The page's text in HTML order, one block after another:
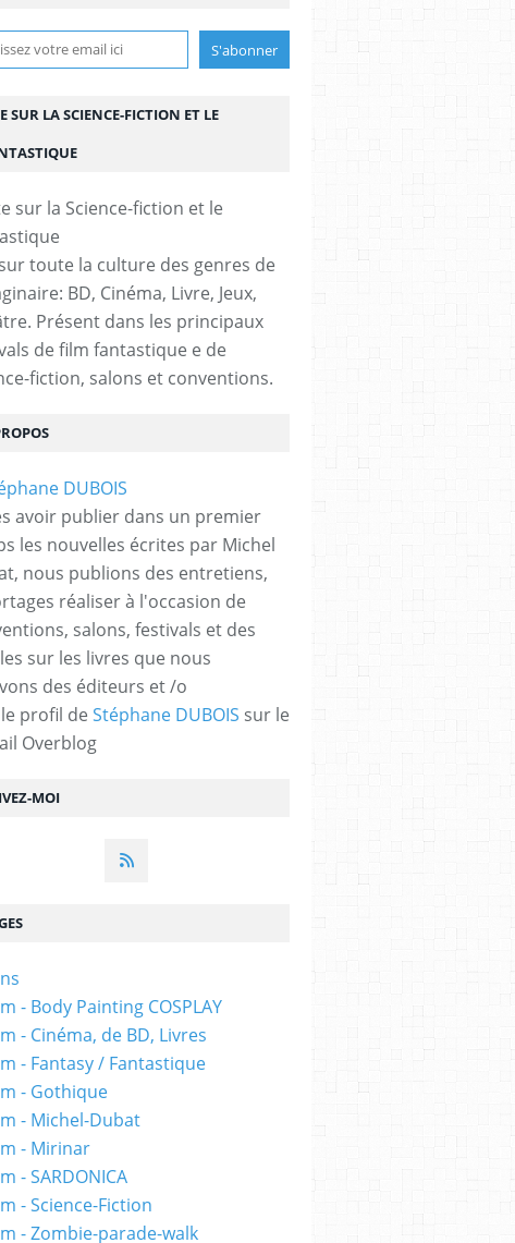
MOI
SUR LA SCIENCE-FICTION ET LE
toute la culture des genres de
BD, Cinéma, Livre, Jeux,
Présent dans les principaux
de film fantastique e de
fiction, salons et conventions.
avoir publier dans un premier
les nouvelles écrites par Michel
nous publions des entretiens,
réaliser à l'occasion de
salons, festivals et des
sur les livres que nous
des éditeurs et /o
profil de Stéphane DUBOIS sur le
Overblog
- Body Painting COSPLAY
- Cinéma, de BD, Livres
- Fantasy / Fantastique
- Gothique
- Michel-Dubat
- Mirinar
- SARDONICA
- Science-Fiction
- Zombie-parade-walk